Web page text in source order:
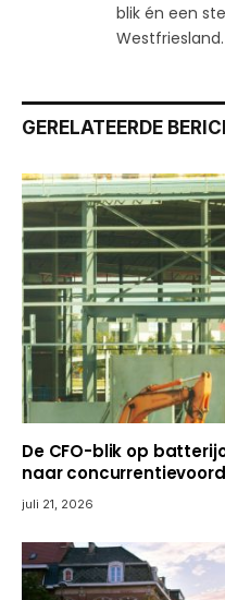
blik én een
Westfriesland.
GERELATEERDE
De CFO-blik op
naar
juli 21, 2026